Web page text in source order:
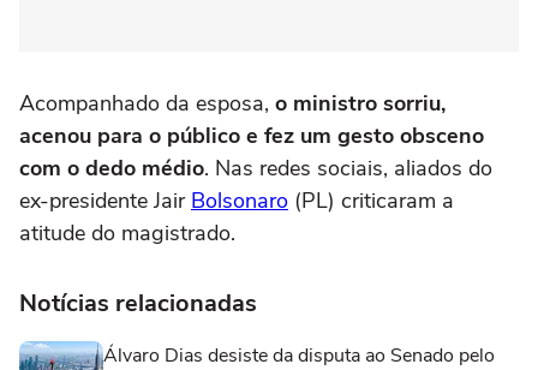
Acompanhado da esposa, o ministro sorriu,
acenou para o público e fez um gesto obsceno
com o dedo médio. Nas redes sociais, aliados do
ex-presidente Jair Bolsonaro (PL) criticaram a
atitude do magistrado.
Notícias relacionadas
Álvaro Dias desiste da disputa ao Senado pelo